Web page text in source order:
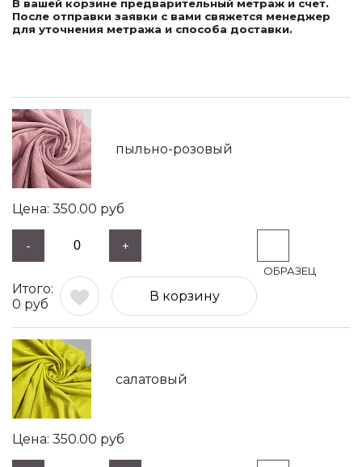
В вашей корзине предварительный метраж и счет.
После отправки заявки с вами свяжется менеджер
для уточнения метража и способа доставки.
пыльно-розовый
350.00 руб
- +
0 руб
В корзину
салатовый
350.00 руб